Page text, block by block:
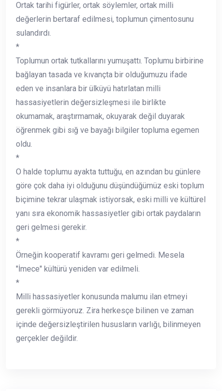
Ortak tarihi figürler, ortak söylemler, ortak milli
değerlerin bertaraf edilmesi, toplumun çimentosunu
sulandırdı.
*
Toplumun ortak tutkallarını yumuşattı. Toplumu birbirine
bağlayan tasada ve kıvançta bir olduğumuzu ifade
eden ve insanlara bir ülküyü hatırlatan milli
hassasiyetlerin değersizleşmesi ile birlikte
okumamak, araştırmamak, okuyarak değil duyarak
öğrenmek gibi sığ ve bayağı bilgiler topluma egemen
oldu.
*
O halde toplumu ayakta tuttuğu, en azından bu günlere
göre çok daha iyi olduğunu düşündüğümüz eski toplum
biçimine tekrar ulaşmak istiyorsak, eski milli ve kültürel
yanı sıra ekonomik hassasiyetler gibi ortak paydaların
geri gelmesi gerekir.
*
Örneğin kooperatif kavramı geri gelmedi. Mesela
"İmece" kültürü yeniden var edilmeli.
*
Milli hassasiyetler konusunda malumu ilan etmeyi
gerekli görmüyoruz. Zira herkesçe bilinen ve zaman
içinde değersizleştirilen hususların varlığı, bilinmeyen
gerçekler değildir.